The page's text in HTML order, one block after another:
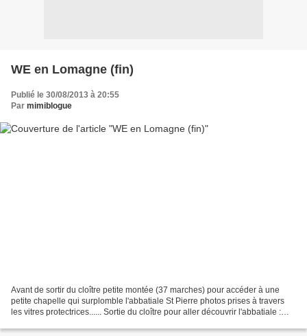
WE en Lomagne (fin)
Publié le 30/08/2013 à 20:55
Par mimiblogue
Avant de sortir du cloître petite montée (37 marches) pour accéder à une
petite chapelle qui surplomble l'abbatiale St Pierre photos prises à travers
les vitres protectrices...... Sortie du cloître pour aller découvrir l'abbatiale :